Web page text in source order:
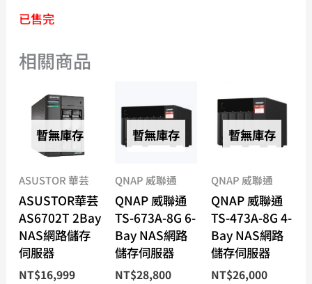
已售完
相關商品
暫無庫存
ASUSTOR 華芸
ASUSTOR華芸
AS6702T 2Bay
NAS網路儲存
伺服器
NT$16,999
暫無庫存
QNAP 威聯通
QNAP 威聯通
TS-673A-8G 6-
Bay NAS網路
儲存伺服器
NT$28,800
暫無庫存
QNAP 威聯通
QNAP 威聯通
TS-473A-8G 4-
Bay NAS網路
儲存伺服器
NT$26,000